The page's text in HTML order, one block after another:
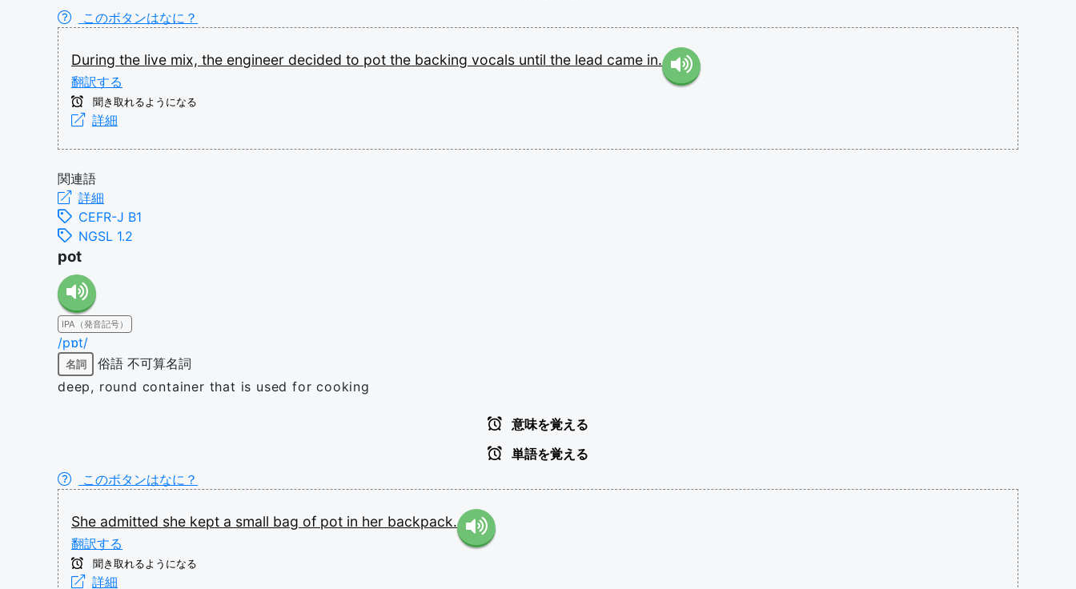
このボタンはなに？
During the live mix, the engineer decided to pot the backing vocals until the lead came in.
翻訳する
聞き取れるようになる
詳細
関連語
詳細
CEFR-J B1
NGSL 1.2
pot
IPA（発音記号）
/pɒt/
名詞 俗語 不可算名詞
deep, round container that is used for cooking
意味を覚える
単語を覚える
このボタンはなに？
She admitted she kept a small bag of pot in her backpack.
翻訳する
聞き取れるようになる
詳細